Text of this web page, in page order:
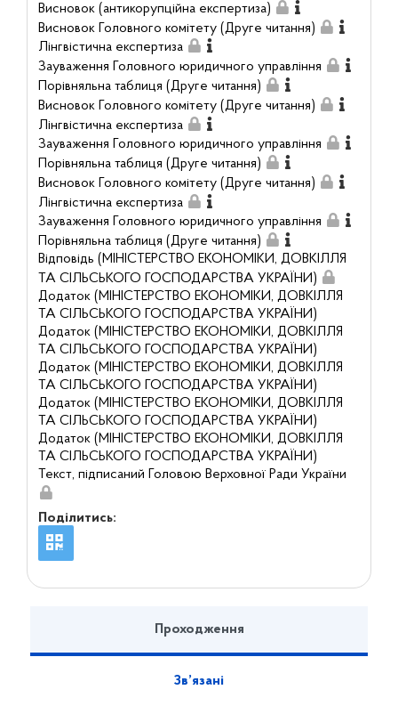
Висновок (антикорупційна експертиза)
Висновок Головного комітету (Друге читання)
Лінгвістична експертиза
Зауваження Головного юридичного управління
Порівняльна таблиця (Друге читання)
Висновок Головного комітету (Друге читання)
Лінгвістична експертиза
Зауваження Головного юридичного управління
Порівняльна таблиця (Друге читання)
Висновок Головного комітету (Друге читання)
Лінгвістична експертиза
Зауваження Головного юридичного управління
Порівняльна таблиця (Друге читання)
Відповідь (МІНІСТЕРСТВО ЕКОНОМІКИ, ДОВКІЛЛЯ
ТА СІЛЬСЬКОГО ГОСПОДАРСТВА УКРАЇНИ)
Додаток (МІНІСТЕРСТВО ЕКОНОМІКИ, ДОВКІЛЛЯ
ТА СІЛЬСЬКОГО ГОСПОДАРСТВА УКРАЇНИ)
Додаток (МІНІСТЕРСТВО ЕКОНОМІКИ, ДОВКІЛЛЯ
ТА СІЛЬСЬКОГО ГОСПОДАРСТВА УКРАЇНИ)
Додаток (МІНІСТЕРСТВО ЕКОНОМІКИ, ДОВКІЛЛЯ
ТА СІЛЬСЬКОГО ГОСПОДАРСТВА УКРАЇНИ)
Додаток (МІНІСТЕРСТВО ЕКОНОМІКИ, ДОВКІЛЛЯ
ТА СІЛЬСЬКОГО ГОСПОДАРСТВА УКРАЇНИ)
Додаток (МІНІСТЕРСТВО ЕКОНОМІКИ, ДОВКІЛЛЯ
ТА СІЛЬСЬКОГО ГОСПОДАРСТВА УКРАЇНИ)
Текст, підписаний Головою Верховної Ради України
Поділитись:
Проходження
Зв’язані